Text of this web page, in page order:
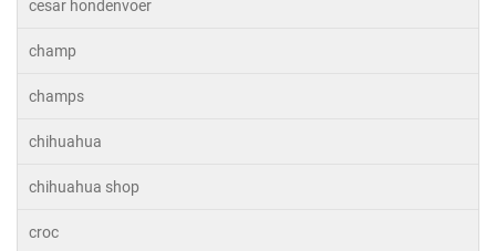
cesar hondenvoer
champ
champs
chihuahua
chihuahua shop
croc